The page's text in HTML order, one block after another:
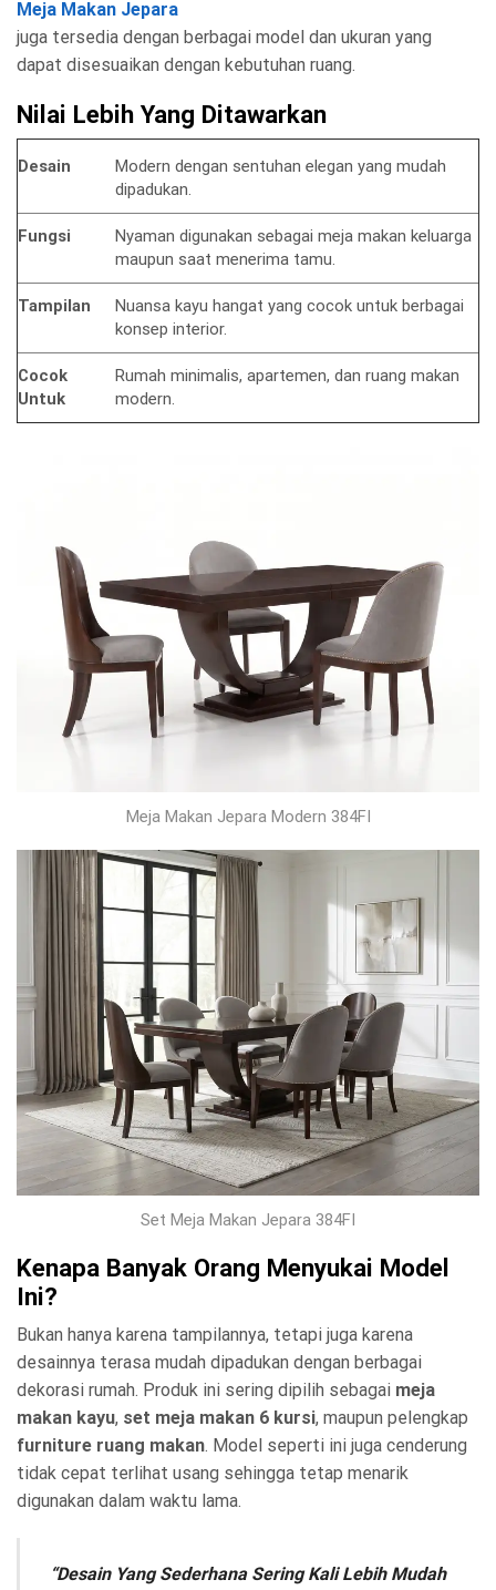
Meja Makan Jepara
juga tersedia dengan berbagai model dan ukuran yang
dapat disesuaikan dengan kebutuhan ruang.
Nilai Lebih Yang Ditawarkan
Desain
Modern dengan sentuhan elegan yang mudah
dipadukan.
Fungsi
Nyaman digunakan sebagai meja makan keluarga
maupun saat menerima tamu.
Tampilan
Nuansa kayu hangat yang cocok untuk berbagai
konsep interior.
Cocok
Untuk
Rumah minimalis, apartemen, dan ruang makan
modern.
Meja Makan Jepara Modern 384FI
Set Meja Makan Jepara 384FI
Kenapa Banyak Orang Menyukai Model
Ini?
Bukan hanya karena tampilannya, tetapi juga karena
desainnya terasa mudah dipadukan dengan berbagai
dekorasi rumah. Produk ini sering dipilih sebagai meja
makan kayu, set meja makan 6 kursi, maupun pelengkap
furniture ruang makan. Model seperti ini juga cenderung
tidak cepat terlihat usang sehingga tetap menarik
digunakan dalam waktu lama.
“Desain Yang Sederhana Sering Kali Lebih Mudah